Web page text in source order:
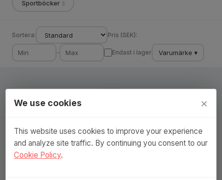
Sportböcker 3
Sortera: Pris (SEK):
– Endast i lager Varumärke ▾
We use cookies ×
This website uses cookies to improve your experience
and analyze site traffic. By continuing you consent to our
Cookie Policy.